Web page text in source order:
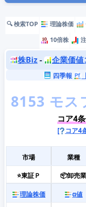
🔍 検索TOP 理論株価
10倍株
株Biz- 企業価
四季報
コア4
[ コア4
市場 業種
⭐東証Ｐ 📦卸売業
理論株価 α値